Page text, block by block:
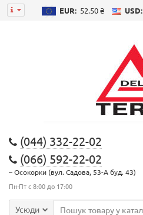
EUR: 52.50 ₴ USD:
(044) 332-22-02
(066) 592-22-02
– Осокорки (вул. Садова, 53-А буд. 43)
Пн-Пт с 8:00 до 17:00
Усюди